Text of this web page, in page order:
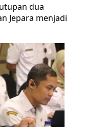
dua
Jepara menjadi